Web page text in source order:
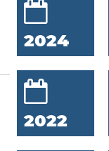
2024
2022